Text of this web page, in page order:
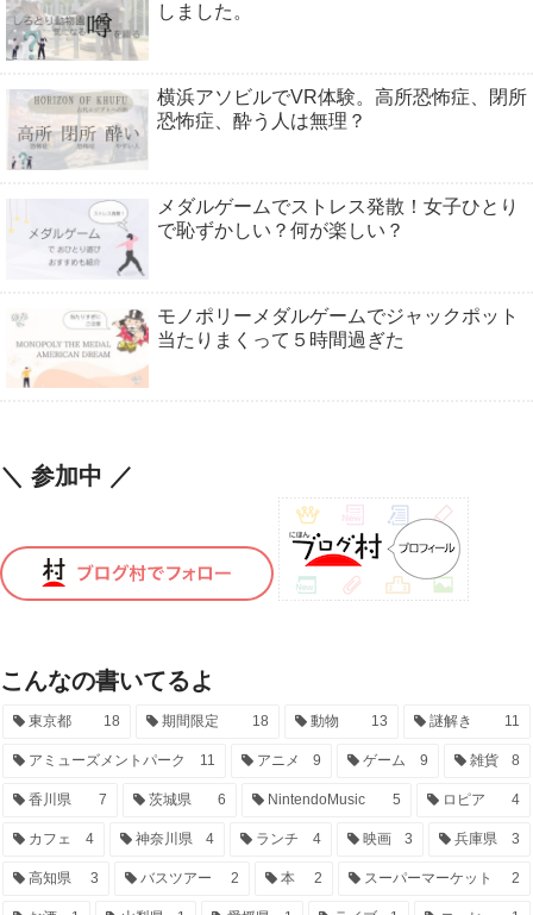
しました。
横浜アソビルでVR体験。高所恐怖症、閉所
恐怖症、酔う人は無理？
メダルゲームでストレス発散！女子ひとり
で恥ずかしい？何が楽しい？
モノポリーメダルゲームでジャックポット
当たりまくって５時間過ぎた
＼ 参加中 ／
こんなの書いてるよ
東京都 18 期間限定 18 動物 13 謎解き 11
アミューズメントパーク 11 アニメ 9 ゲーム 9 雑貨 8
香川県 7 茨城県 6 NintendoMusic 5 ロピア 4
カフェ 4 神奈川県 4 ランチ 4 映画 3 兵庫県 3
高知県 3 バスツアー 2 本 2 スーパーマーケット 2